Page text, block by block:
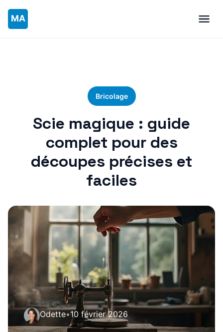
Bricolage
Scie magique : guide
complet pour des
découpes précises et
faciles
Odette•10 février 2026